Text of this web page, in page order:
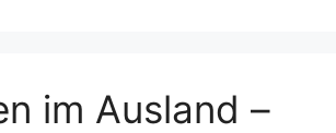
im Ausland –